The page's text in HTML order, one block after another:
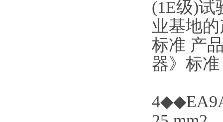
(1E级)试
业基地
标准 产
器》标准